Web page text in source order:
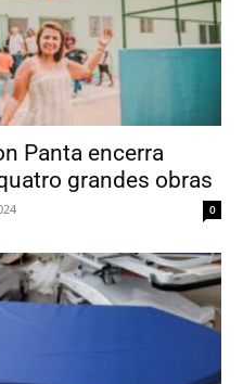
Panta encerra
grandes obras
0